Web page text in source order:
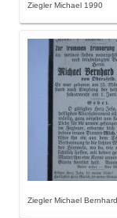
Ziegler Michael 1990
Ziegler Michael Bernhard